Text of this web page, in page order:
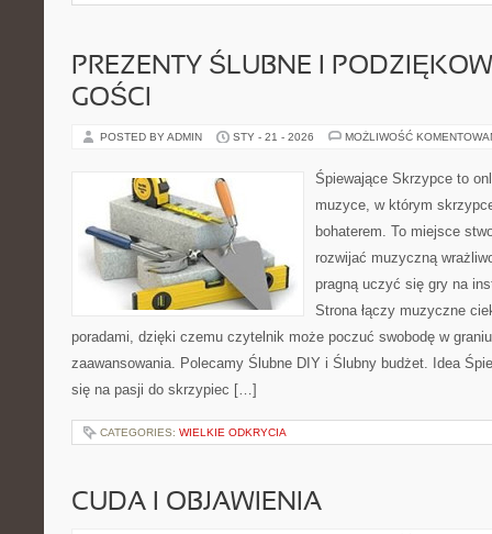
PREZENTY ŚLUBNE I
GOŚCI
POSTED BY ADMIN STY - 21 - 2026 MOŻLIWOŚĆ
Śpiewające Skrzypce to
muzyce, w którym
bohaterem. To miejsce
rozwijać muzyczną
pragną uczyć się gry na
Strona łączy muzyczne
poradami, dzięki czemu czytelnik może poczuć swobodę w
zaawansowania. Polecamy Ślubne DIY i Ślubny budżet. Idea
się na pasji do skrzypiec […]
CATEGORIES: WIELKIE ODKRYCIA
CUDA I OBJAWIENIA